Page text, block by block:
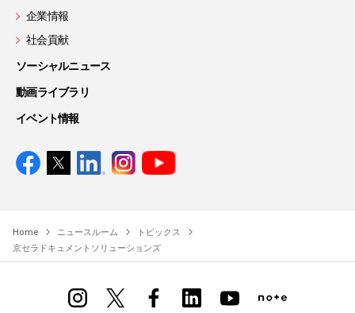
企業情報
社会貢献
ソーシャルニュース
動画ライブラリ
イベント情報
Home ニュースルーム
トピックス
京セラドキュメントソリューションズ